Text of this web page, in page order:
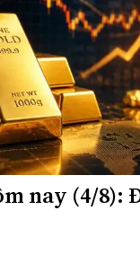
nay (4/8):